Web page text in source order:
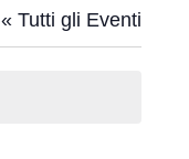
« Tutti gli Eventi